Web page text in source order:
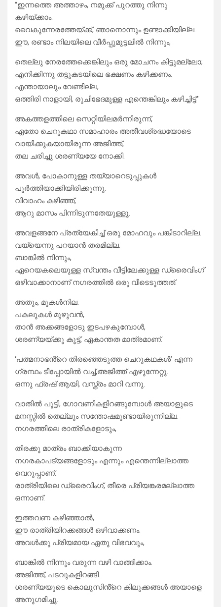
“ഇന്നത്തെ അത്താഴം, നമുക്ക് പുറത്തു നിന്നു
കഴിയ്ക്കാം.
വൈകുന്നേരത്തേയ്ക്ക്, ഞാനൊന്നും ഉണ്ടാക്കിയില്ല.
ഈ, രണ്ടാം നിലയിലെ വീർപ്പുമുട്ടലിൽ നിന്നും,
തെല്ലു നേരത്തേക്കെങ്കിലും ഒരു മോചനം കിട്ടുമല്ലോ;
എനിക്കിന്നു തട്ടുകടയിലെ ഭക്ഷണം കഴിക്കണം.
എന്തായാലും വേണ്ടില്ല,
ഒത്തിരി നാളായി, രുചിഭേദമുള്ള എന്തെങ്കിലും കഴിച്ചിട്ട്”
അകത്തളത്തിലെ സെറ്റിയിലമർന്നിരുന്ന്,
ഏതോ ചെറുകഥാ സമാഹാരം അതീവശ്രദ്ധയോടെ
വായിക്കുകയായിരുന്ന അജിത്ത്,
തല ചരിച്ചു ശരണ്യയേ നോക്കി.
അവൾ, പോകാനുള്ള തയ്യാറെടുപ്പുകൾ
പൂർത്തിയാക്കിയിരിക്കുന്നു.
വിവാഹം കഴിഞ്ഞ്,
ആറു മാസം പിന്നിടുന്നതേയുള്ളൂ.
അവളങ്ങനേ പ്രത്യേകിച്ച് ഒരു മോഹവും പങ്കിടാറില്ല.
വയ്യെന്നു പറയാൻ തരമില്ല.
ബാങ്കിൽ നിന്നും,
ഏറെയകലെയുള്ള സ്വന്തം വീട്ടിലേക്കുള്ള ഡ്രൈവിംഗ്
ഒഴിവാക്കാനാണ് നഗരത്തിൽ ഒരു വീടെടുത്തത്.
അതും, മുകൾനില.
പകലുകൾ മുഴുവൻ,
താൻ അക്കങ്ങളോടു ഇടപഴകുമ്പോൾ,
ശരണ്യയ്ക്കു കൂട്ട്, ഏകാന്തത മാത്രമാണ്.
‘പത്മനാഭൻ്റെ തിരഞ്ഞെടുത്ത ചെറുകഥകൾ’ എന്ന
ഗ്രന്ഥം ടീപ്പോയിൽ വച്ച്,അജിത്ത് എഴുന്നേറ്റു.
ഒന്നു ഫ്രഷ് ആയി, വസ്ത്രം മാറി വന്നു.
വാതിൽ പൂട്ടി, ഗോവണികളിറങ്ങുമ്പോൾ അയാളുടെ
മനസ്സിൽ തെല്ലും സന്തോഷമുണ്ടായിരുന്നില്ല.
നഗരത്തിലെ രാത്രികളോടും,
തിരക്കു മാത്രം ബാക്കിയാകുന്ന
നഗരകാപട്യങ്ങളോടും എന്നും എന്തെന്നില്ലാത്ത
വെറുപ്പാണ്.
രാത്രിയിലെ ഡ്രൈവിംഗ്, തീരെ പ്രിയങ്കരമല്ലാത്ത
ഒന്നാണ്.
ഇത്തവണ കഴിഞ്ഞാൽ,
ഈ രാത്രിയിറക്കങ്ങൾ ഒഴിവാക്കണം.
അവൾക്കു പ്രിയമായ ഏതു വിഭവവും,
ബാങ്കിൽ നിന്നും വരുന്ന വഴി വാങ്ങിക്കാം.
അജിത്ത്, പടവുകളിറങ്ങി.
ശരണ്യയുടെ കൊലുസിൻ്റെ കിലുക്കങ്ങൾ അയാളെ
അനുഗമിച്ചു.